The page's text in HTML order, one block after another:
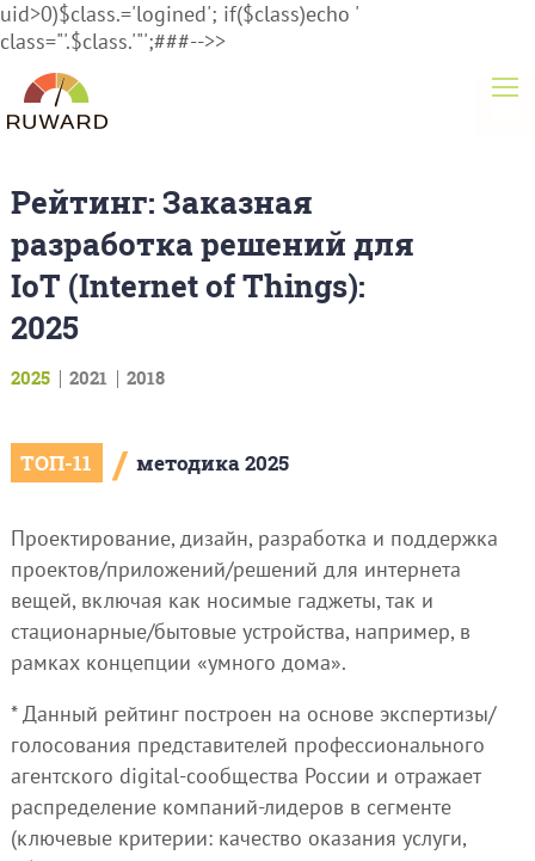
uid>0)$class.='logined'; if($class)echo '
class="'.$class.'"';###-->>
Рейтинг: Заказная
разработка решений для
IoT (Internet of Things):
2025
2025 2021 2018
ТОП-11 / методика 2025
Проектирование, дизайн, разработка и поддержка
проектов/приложений/решений для интернета
вещей, включая как носимые гаджеты, так и
стационарные/бытовые устройства, например, в
рамках концепции «умного дома».
* Данный рейтинг построен на основе экспертизы/
голосования представителей профессионального
агентского digital-сообщества России и отражает
распределение компаний-лидеров в сегменте
(ключевые критерии: качество оказания услуги,